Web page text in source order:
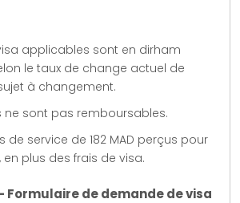
applicables sont en dirham
le taux de change actuel de
à changement.
ne sont pas remboursables.
de service de 182 MAD perçus pour
plus des frais de visa.
Formulaire de demande de visa